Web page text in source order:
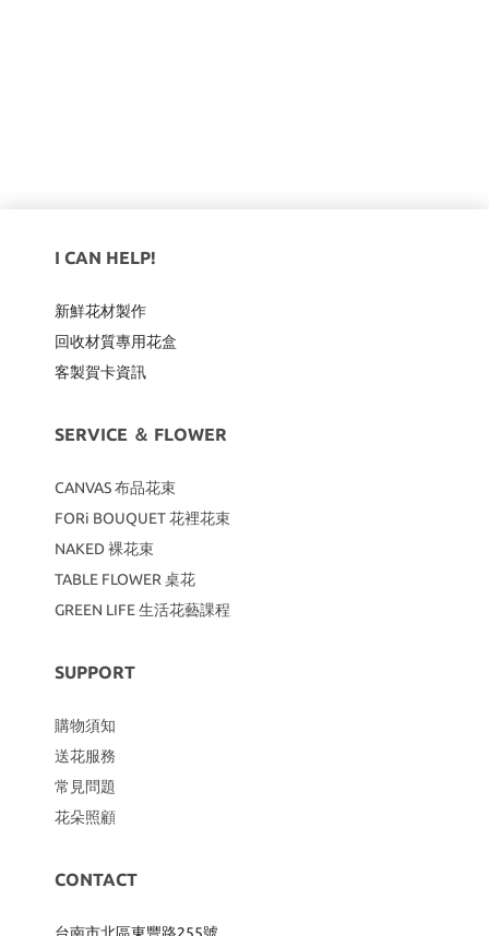
I CAN HELP!
新鮮花材製作
回收材質專用花盒
客製賀卡資訊
SERVICE ＆ FLOWER
CANVAS布品花束
FORi BOUQUET 花裡花束
NAKED 裸花束
TABLE FLOWER 桌花
GREEN LIFE 生活花藝課程
SUPPORT
購物須知
送花服務
常見問題
花朵照顧
CONTACT
台南市北區東豐路255號